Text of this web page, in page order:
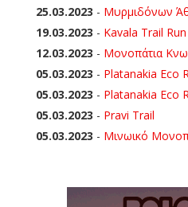
25.03.2023 - Μυρμιδόνων
19.03.2023 - Kavala Trail
12.03.2023 - Μονοπάτια
05.03.2023 - Platanakia Eco
05.03.2023 - Platanakia Eco
05.03.2023 - Pravi Trail
05.03.2023 - Μινωικό